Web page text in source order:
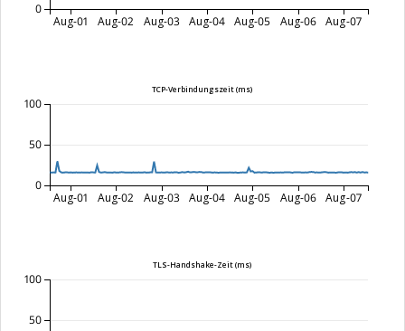
Aug-01 Aug-02 Aug-03 Aug-04 Aug-05 Aug-06 Aug-07
0
TCP-Verbindungszeit (ms)
Aug-01 Aug-02 Aug-03 Aug-04 Aug-05 Aug-06 Aug-07
0
50
100
TLS-Handshake-Zeit (ms)
50
100